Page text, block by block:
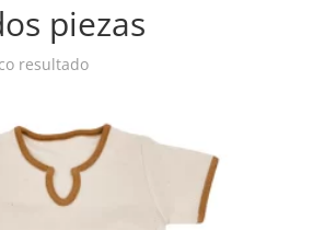
piezas
resultado